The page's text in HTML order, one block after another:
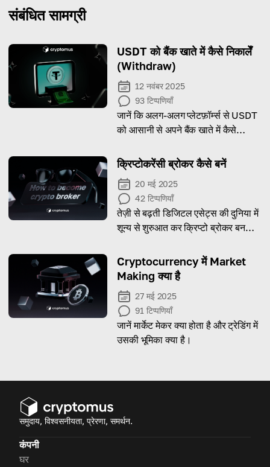
संबंधित सामग्री
USDT को बैंक खाते में कैसे निकालेँ
(Withdraw)
12 नवंबर 2025
93 टिप्पणियाँ
जानें कि अलग-अलग प्लेटफ़ॉर्म्स से USDT
को आसानी से अपने बैंक खाते में कैसे
क्रिप्टोकरेंसी ब्रोकर कैसे बनें
20 मई 2025
42 टिप्पणियाँ
तेज़ी से बढ़ती डिजिटल एसेट्स की दुनिया में
शून्य से शुरुआत कर क्रिप्टो ब्रोकर बनना
Cryptocurrency में Market
Making क्या है
27 मई 2025
91 टिप्पणियाँ
जानें मार्केट मेकर क्या होता है और ट्रेडिंग में
उसकी भूमिका क्या है।
समुदाय, विश्वसनीयता, प्रेरणा, समर्थन.
कंपनी
घर